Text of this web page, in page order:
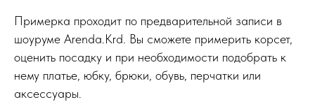
Примерка проходит по предварительной записи в
шоуруме Arenda.Krd. Вы сможете примерить корсет,
оценить посадку и при необходимости подобрать к
нему платье, юбку, брюки, обувь, перчатки или
аксессуары.